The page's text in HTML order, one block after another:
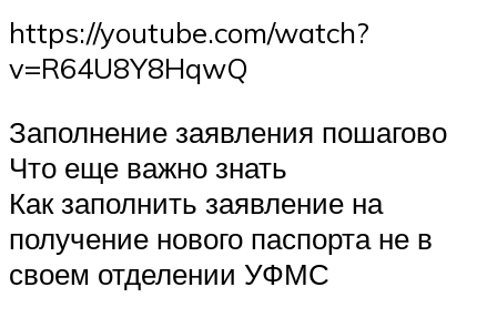
https://youtube.com/watch?
v=R64U8Y8HqwQ
Заполнение заявления пошагово
Что еще важно знать
Как заполнить заявление на
получение нового паспорта не в
своем отделении УФМС